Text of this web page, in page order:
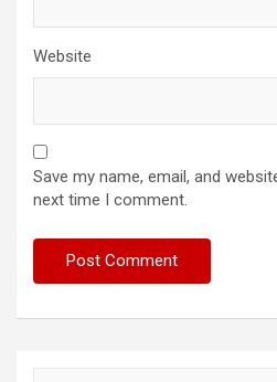
Website
Save my name, email, and
next time I comment.